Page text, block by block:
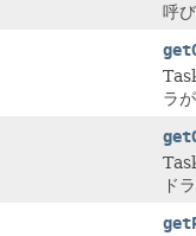
呼
ラ
ド